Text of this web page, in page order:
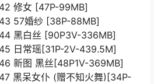
修女 [47P-99MB]
57婚纱 [38P-88MB]
黑白丝 [90P3V-336MB]
日常瑶[31P-2V-439.5M]
新图 黑丝[48P1V-369MB]
黑呆女仆 (赠不知火舞)[34P-